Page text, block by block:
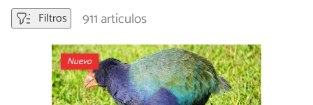
Filtros
911 artículos
Nuevo